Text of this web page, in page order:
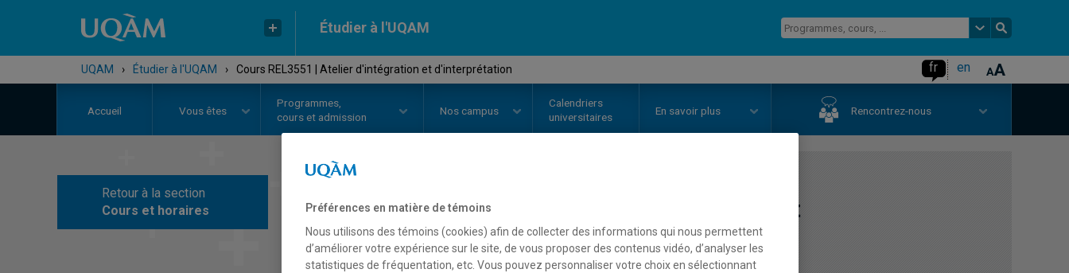
Étudier à l'UQAM
UQAM › Étudier à l'UQAM › Cours REL3551 | Atelier d'intégration et d'interprétation fr en
Accueil Vous êtes
Programmes,
cours et admission
Nos campus
Calendriers
universitaires
En savoir plus Rencontrez-nous
Retour à la section
Cours et horaires
COURS// REL3551
Atelier d'intégration et
d'interprétation
Préférences en matière de témoins
Nous utilisons des témoins (cookies) afin de collecter des informations qui nous permettent
d’améliorer votre expérience sur le site, de vous proposer des contenus vidéo, d’analyser les
statistiques de fréquentation, etc. Vous pouvez personnaliser votre choix en sélectionnant